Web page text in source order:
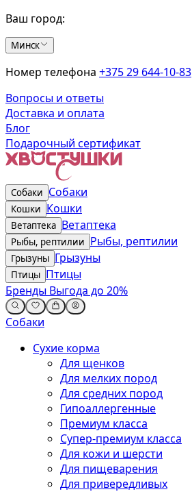
Ваш город:
Минск
Номер телефона +375 29 644-10-83
Вопросы и ответы
Доставка и оплата
Блог
Подарочный сертификат
Собаки Собаки
Кошки Кошки
Ветаптека Ветаптека
Рыбы, рептилии Рыбы, рептилии
Грызуны Грызуны
Птицы Птицы
Бренды Выгода до 20%
Собаки
Сухие корма
Для щенков
Для мелких пород
Для средних пород
Гипоаллергенные
Премиум класса
Супер-премиум класса
Для кожи и шерсти
Для пищеварения
Для привередливых